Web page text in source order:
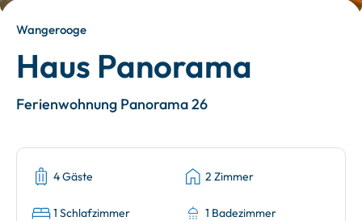
Wangerooge
Haus Panorama
Ferienwohnung Panorama 26
4 Gäste 2 Zimmer
1 Schlafzimmer 1 Badezimmer